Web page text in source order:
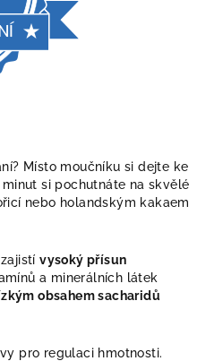
Místo moučníku si dejte ke
si pochutnáte na skvělé
nebo holandským kakaem
zajistívysoký přísun
a minerálních látek
obsahem sacharidů
pro regulaci hmotnosti.